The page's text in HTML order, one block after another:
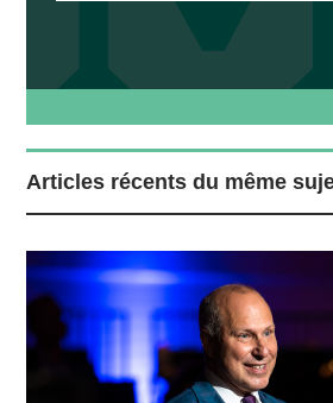
Articles récents du même